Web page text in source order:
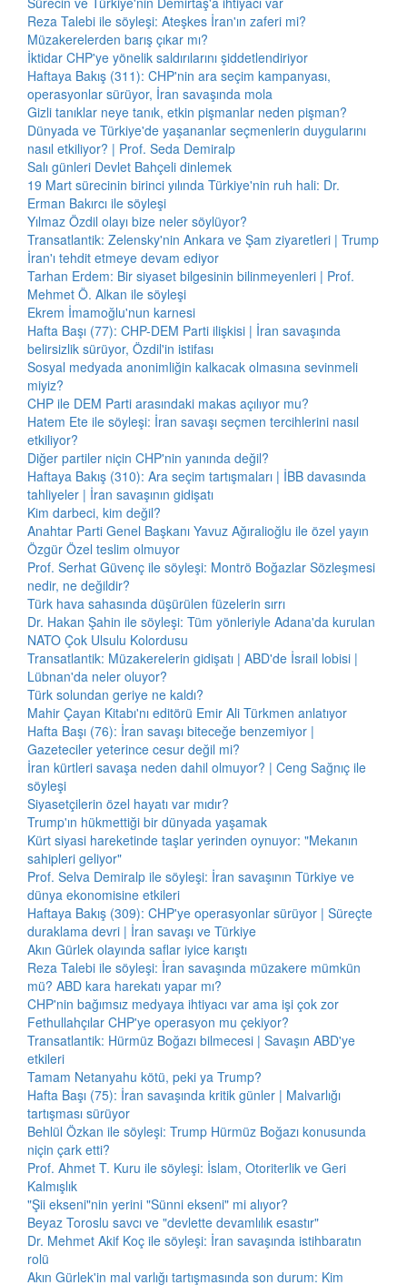
Reza Talebi ile söyleşi: Ateşkes İran'ın zaferi mi?
Müzakerelerden barış çıkar mı?
İktidar CHP'ye yönelik saldırılarını şiddetlendiriyor
Haftaya Bakış (311): CHP'nin ara seçim kampanyası,
operasyonlar sürüyor, İran savaşında mola
Gizli tanıklar neye tanık, etkin pişmanlar neden pişman?
Dünyada ve Türkiye'de yaşananlar seçmenlerin duygularını
nasıl etkiliyor? | Prof. Seda Demiralp
Salı günleri Devlet Bahçeli dinlemek
19 Mart sürecinin birinci yılında Türkiye'nin ruh hali: Dr.
Erman Bakırcı ile söyleşi
Yılmaz Özdil olayı bize neler söylüyor?
Transatlantik: Zelensky'nin Ankara ve Şam ziyaretleri | Trump
İran'ı tehdit etmeye devam ediyor
Tarhan Erdem: Bir siyaset bilgesinin bilinmeyenleri | Prof.
Mehmet Ö. Alkan ile söyleşi
Ekrem İmamoğlu'nun karnesi
Hafta Başı (77): CHP-DEM Parti ilişkisi | İran savaşında
belirsizlik sürüyor, Özdil'in istifası
Sosyal medyada anonimliğin kalkacak olmasına sevinmeli
miyiz?
CHP ile DEM Parti arasındaki makas açılıyor mu?
Hatem Ete ile söyleşi: İran savaşı seçmen tercihlerini nasıl
etkiliyor?
Diğer partiler niçin CHP'nin yanında değil?
Haftaya Bakış (310): Ara seçim tartışmaları | İBB davasında
tahliyeler | İran savaşının gidişatı
Kim darbeci, kim değil?
Anahtar Parti Genel Başkanı Yavuz Ağıralioğlu ile özel yayın
Özgür Özel teslim olmuyor
Prof. Serhat Güvenç ile söyleşi: Montrö Boğazlar Sözleşmesi
nedir, ne değildir?
Türk hava sahasında düşürülen füzelerin sırrı
Dr. Hakan Şahin ile söyleşi: Tüm yönleriyle Adana'da kurulan
NATO Çok Ulsulu Kolordusu
Transatlantik: Müzakerelerin gidişatı | ABD'de İsrail lobisi |
Lübnan'da neler oluyor?
Türk solundan geriye ne kaldı?
Mahir Çayan Kitabı'nı editörü Emir Ali Türkmen anlatıyor
Hafta Başı (76): İran savaşı biteceğe benzemiyor |
Gazeteciler yeterince cesur değil mi?
İran kürtleri savaşa neden dahil olmuyor? | Ceng Sağnıç ile
söyleşi
Siyasetçilerin özel hayatı var mıdır?
Trump'ın hükmettiği bir dünyada yaşamak
Kürt siyasi hareketinde taşlar yerinden oynuyor: "Mekanın
sahipleri geliyor"
Prof. Selva Demiralp ile söyleşi: İran savaşının Türkiye ve
dünya ekonomisine etkileri
Haftaya Bakış (309): CHP'ye operasyonlar sürüyor | Süreçte
duraklama devri | İran savaşı ve Türkiye
Akın Gürlek olayında saflar iyice karıştı
Reza Talebi ile söyleşi: İran savaşında müzakere mümkün
mü? ABD kara harekatı yapar mı?
CHP'nin bağımsız medyaya ihtiyacı var ama işi çok zor
Fethullahçılar CHP'ye operasyon mu çekiyor?
Transatlantik: Hürmüz Boğazı bilmecesi | Savaşın ABD'ye
etkileri
Tamam Netanyahu kötü, peki ya Trump?
Hafta Başı (75): İran savaşında kritik günler | Malvarlığı
tartışması sürüyor
Behlül Özkan ile söyleşi: Trump Hürmüz Boğazı konusunda
niçin çark etti?
Prof. Ahmet T. Kuru ile söyleşi: İslam, Otoriterlik ve Geri
Kalmışlık
"Şii ekseni"nin yerini "Sünni ekseni" mi alıyor?
Beyaz Toroslu savcı ve "devlette devamlılık esastır"
Dr. Mehmet Akif Koç ile söyleşi: İran savaşında istihbaratın
rolü
Akın Gürlek'in mal varlığı tartışmasında son durum: Kim